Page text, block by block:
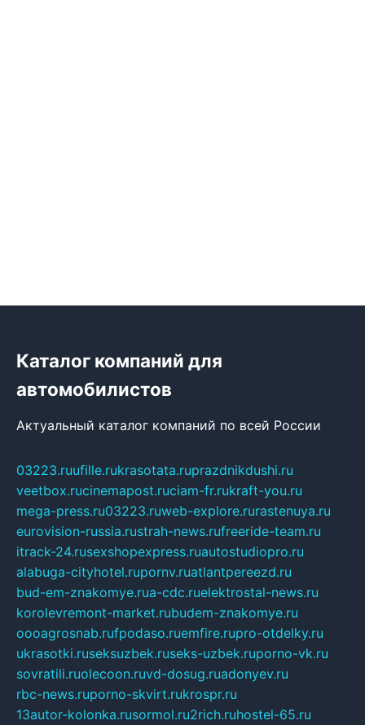
Каталог компаний для
автомобилистов
Актуальный каталог компаний по всей России
03223.ruufille.rukrasotata.ruprazdnikdushi.ru
veetbox.rucinemapost.ruciam-fr.rukraft-you.ru
mega-press.ru03223.ruweb-explore.rurastenuya.ru
eurovision-russia.rustrah-news.rufreeride-team.ru
itrack-24.rusexshopexpress.ruautostudiopro.ru
alabuga-cityhotel.rupornv.ruatlantpereezd.ru
bud-em-znakomye.rua-cdc.ruelektrostal-news.ru
korolevremont-market.rubudem-znakomye.ru
oooagrosnab.rufpodaso.ruemfire.rupro-otdelky.ru
ukrasotki.ruseksuzbek.ruseks-uzbek.ruporno-vk.ru
sovratili.ruolecoon.ruvd-dosug.ruadonyev.ru
rbc-news.ruporno-skvirt.rukrospr.ru
13autor-kolonka.rusormol.ru2rich.ruhostel-65.ru